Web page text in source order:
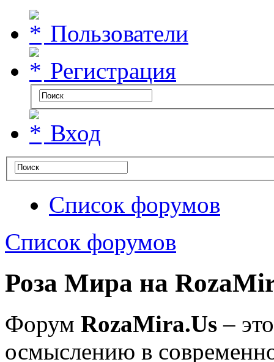
Пользователи
Регистрация
Вход
Список форумов
Список форумов
Роза Мира на
Форум RozaMira.Us –
осмыслению в